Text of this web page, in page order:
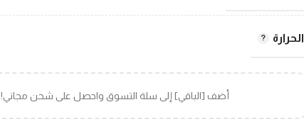
الحرارة
أضف [الباقي] إلى سلة التسوق واحصل على شحن مجاني!